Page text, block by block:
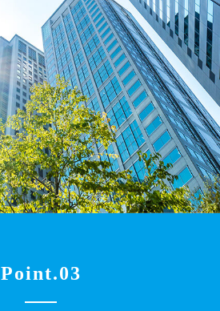
Point.03